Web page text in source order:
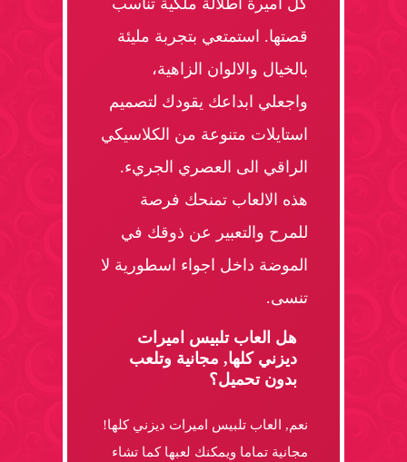
كل اميرة اطلالة ملكية تناسب
قصتها. استمتعي بتجربة مليئة
بالخيال والالوان الزاهية،
واجعلي ابداعك يقودك لتصميم
استايلات متنوعة من الكلاسيكي
الراقي الى العصري الجريء.
هذه الالعاب تمنحك فرصة
للمرح والتعبير عن ذوقك في
الموضة داخل اجواء اسطورية لا
تنسى.
هل العاب تلبيس اميرات
ديزني كلها, مجانية وتلعب
بدون تحميل؟
نعم, العاب تلبيس اميرات ديزني كلها!
مجانية تماما ويمكنك لعبها كما تشاء